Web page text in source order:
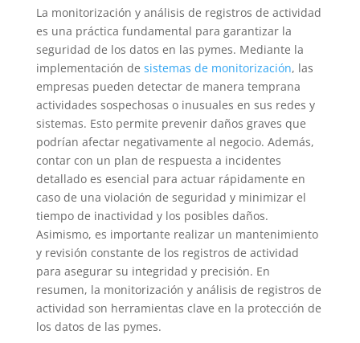
La monitorización y análisis de registros de actividad
es una práctica fundamental para garantizar la
seguridad de los datos en las pymes. Mediante la
implementación de sistemas de monitorización, las
empresas pueden detectar de manera temprana
actividades sospechosas o inusuales en sus redes y
sistemas. Esto permite prevenir daños graves que
podrían afectar negativamente al negocio. Además,
contar con un plan de respuesta a incidentes
detallado es esencial para actuar rápidamente en
caso de una violación de seguridad y minimizar el
tiempo de inactividad y los posibles daños.
Asimismo, es importante realizar un mantenimiento
y revisión constante de los registros de actividad
para asegurar su integridad y precisión. En
resumen, la monitorización y análisis de registros de
actividad son herramientas clave en la protección de
los datos de las pymes.